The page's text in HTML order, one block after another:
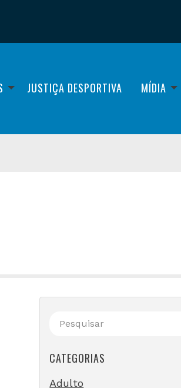
JUSTIÇA DESPORTIVA MÍDIA
CATEGORIAS
Adulto